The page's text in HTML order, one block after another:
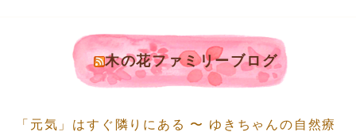
木の花ファミリーブログ
「元気」はすぐ隣りにある 〜 ゆきちゃんの自然療